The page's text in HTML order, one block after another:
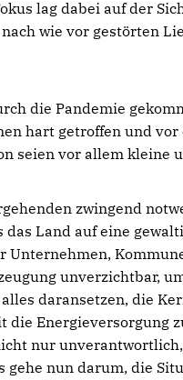
lag dabei auf der
wie vor gestörten
die Pandemie
hart getroffen und
seien vor allem kleine
zwingend
Land auf eine
unverzichtbar,
daransetzen, die
Energieversorgung
nur
nun darum, die